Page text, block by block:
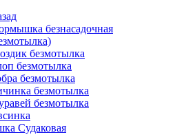
безнасадочная
безмотылка
безмотылка
безмотылка
безмотылка
безмотылка
Судаковая